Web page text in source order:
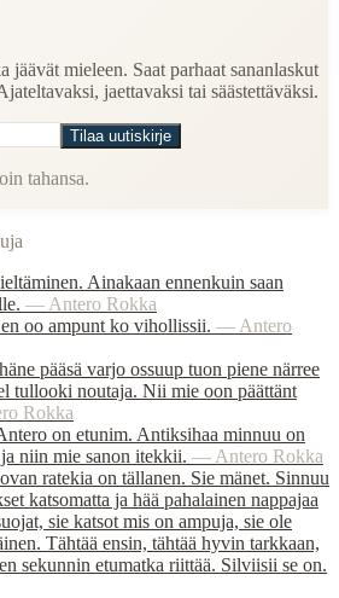
jäävät mieleen. Saat parhaat sananlaskut
jaettavaksi tai säästettäväksi.
Tilaa uutiskirje
tahansa.
Ainakaan ennenkuin saan
— Antero Rokka
oo ampunt ko vihollissii. — Antero
pääsä varjo ossuup tuon piene närree
tullooki noutaja. Nii mie oon päättänt
Rokka
on etunim. Antiksihaa minnuu on
niin mie sanon itekkii. — Antero Rokka
ratekia on tällanen. Sie mänet. Sinnuu
katsomatta ja hää pahalainen nappajaa
sie katsot mis on ampuja, sie ole
Tähtää ensin, tähtää hyvin tarkkaan,
sekunnin etumatka riittää. Silviisii se on.